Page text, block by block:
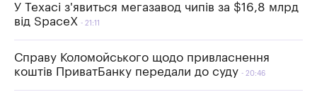
У Техасі з'явиться мегазавод чипів за $16,8 млрд
від SpaceX
21:11
Справу Коломойського щодо привласнення
коштів ПриватБанку передали до суду
20:46